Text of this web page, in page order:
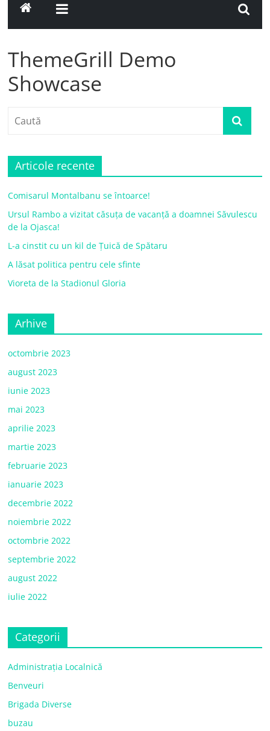
ThemeGrill Demo
Showcase
Articole recente
Comisarul Montalbanu se întoarce!
Ursul Rambo a vizitat căsuța de vacanță a doamnei Săvulescu
de la Ojasca!
L-a cinstit cu un kil de Țuică de Spătaru
A lăsat politica pentru cele sfinte
Vioreta de la Stadionul Gloria
Arhive
octombrie 2023
august 2023
iunie 2023
mai 2023
aprilie 2023
martie 2023
februarie 2023
ianuarie 2023
decembrie 2022
noiembrie 2022
octombrie 2022
septembrie 2022
august 2022
iulie 2022
Categorii
Administrația Localnică
Benveuri
Brigada Diverse
buzau